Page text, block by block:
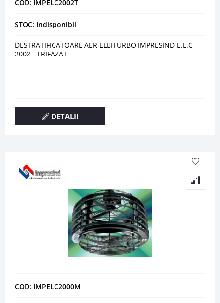
COD: IMPELC2002T
STOC: Indisponibil
DESTRATIFICATOARE AER ELBITURBO IMPRESIND E.L.C
2002 - TRIFAZAT
DETALII
COD: IMPELC2000M